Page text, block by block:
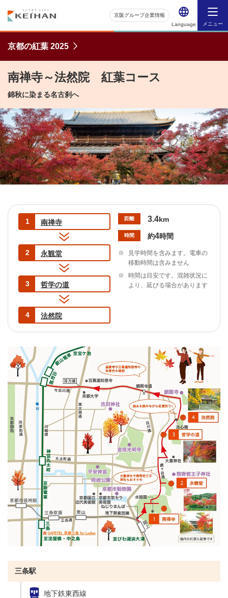
Language メニュー
京阪グループ企業情報
京都の紅葉 2025
南禅寺～法然院 紅葉コース
錦秋に染まる名古刹へ
1 南禅寺
2 永観堂
3 哲学の道
4 法然院
距離 3.4km
時間 約4時間
※
見学時間を含みます。電車の
移動時間は含みません
※
時間は目安です。混雑状況に
より、延びる場合があります
三条駅
地下鉄東西線